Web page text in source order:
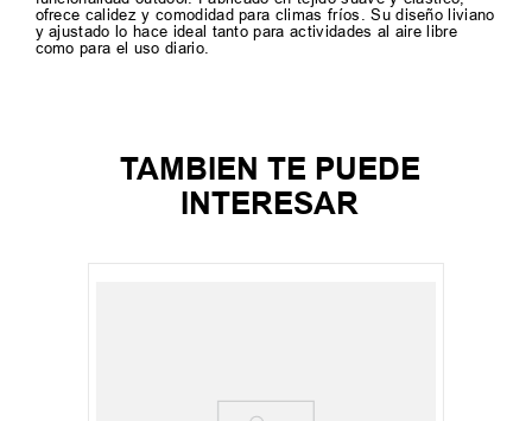
ofrece calidez y comodidad para climas fríos. Su diseño liviano
y ajustado lo hace ideal tanto para actividades al aire libre
como para el uso diario.
TAMBIEN TE PUEDE
INTERESAR